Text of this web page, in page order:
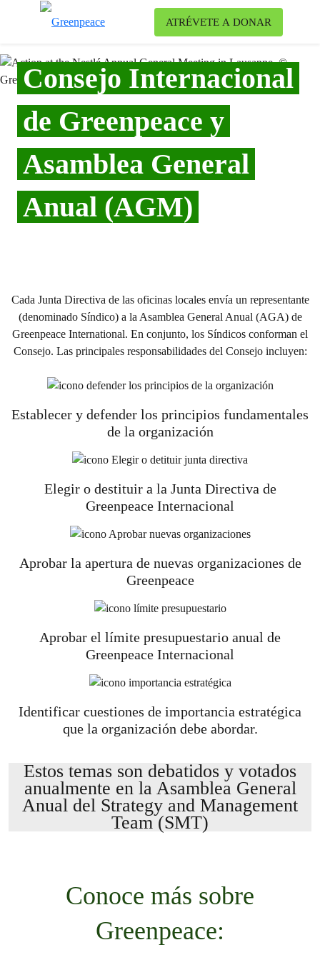
ATRÉVETE A DONAR
Consejo Internacional
de Greenpeace y
Asamblea General
Anual (AGM)
Cada Junta Directiva de las oficinas locales envía un representante
(denominado Síndico) a la Asamblea General Anual (AGA) de
Greenpeace International. En conjunto, los Síndicos conforman el
Consejo. Las principales responsabilidades del Consejo incluyen:
Establecer y defender los principios fundamentales
de la organización
Elegir o destituir a la Junta Directiva de
Greenpeace Internacional
Aprobar la apertura de nuevas organizaciones de
Greenpeace
Aprobar el límite presupuestario anual de
Greenpeace Internacional
Identificar cuestiones de importancia estratégica
que la organización debe abordar.
Estos temas son debatidos y votados
anualmente en la Asamblea General
Anual del Strategy and Management
Team (SMT)
Conoce más sobre
Greenpeace: